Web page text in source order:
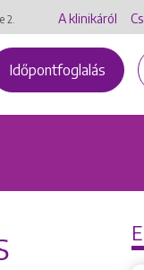
2. A klinikáról
Időpontfoglalás